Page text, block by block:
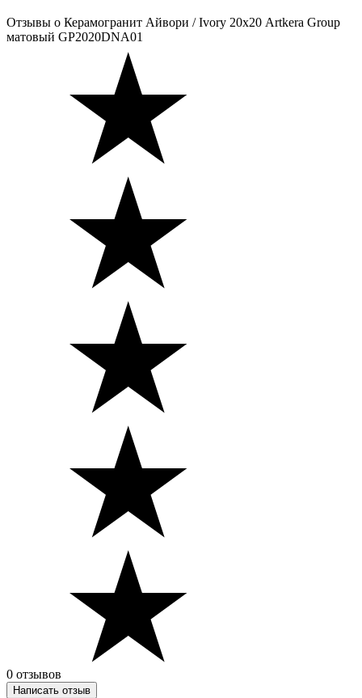
Отзывы о Керамогранит Айвори / Ivory 20х20 Artkera Group
матовый GP2020DNA01
0 отзывов
Написать отзыв